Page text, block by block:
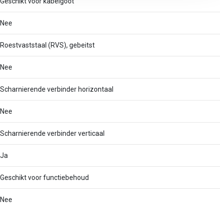
Nee
Roestvaststaal (RVS), gebeitst
Nee
Scharnierende verbinder horizontaal
Nee
Scharnierende verbinder verticaal
Ja
Geschikt voor functiebehoud
Nee